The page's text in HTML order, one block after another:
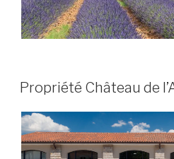
PUBLIÉ
LE
Propriété Château de